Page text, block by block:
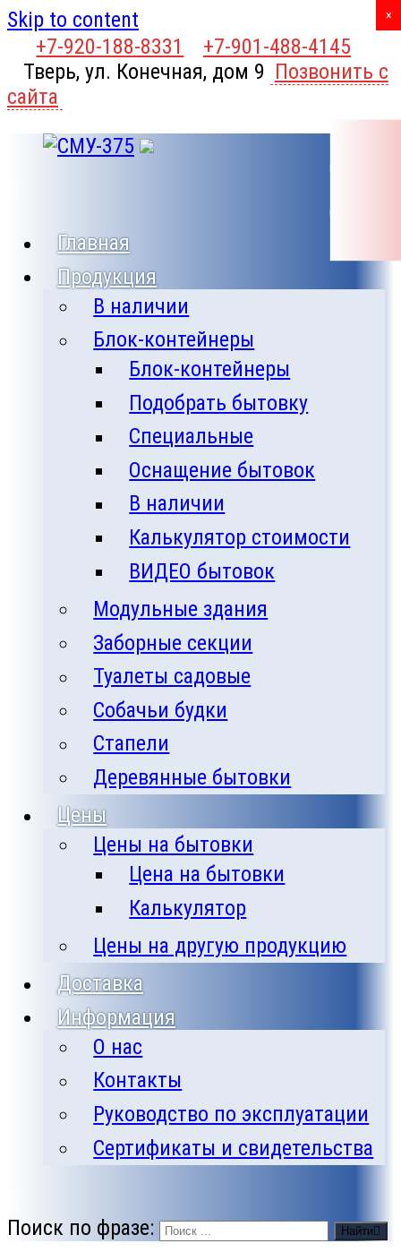
Skip to content
+7-920-188-8331
+7-901-488-4145
Тверь, ул. Конечная, дом 9 Позвонить с
сайта
Главная
Продукция
В наличии
Блок-контейнеры
Блок-контейнеры
Подобрать бытовку
Специальные
Оснащение бытовок
В наличии
Калькулятор стоимости
ВИДЕО бытовок
Модульные здания
Заборные секции
Туалеты садовые
Собачьи будки
Стапели
Деревянные бытовки
Цены
Цены на бытовки
Цена на бытовки
Калькулятор
Цены на другую продукцию
Доставка
Информация
О нас
Контакты
Руководство по эксплуатации
Сертификаты и свидетельства
Поиск по фразе: Найти
X
×